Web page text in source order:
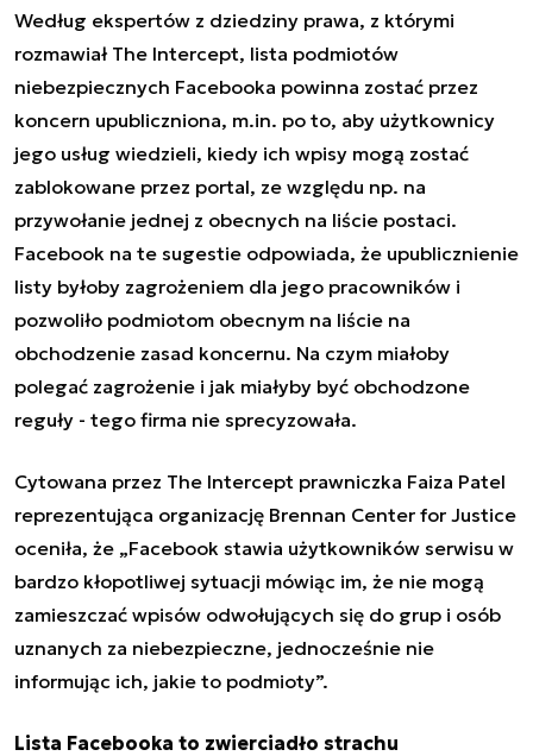
Według ekspertów z dziedziny prawa, z którymi
rozmawiał The Intercept, lista podmiotów
niebezpiecznych Facebooka powinna zostać przez
koncern upubliczniona, m.in. po to, aby użytkownicy
jego usług wiedzieli, kiedy ich wpisy mogą zostać
zablokowane przez portal, ze względu np. na
przywołanie jednej z obecnych na liście postaci.
Facebook na te sugestie odpowiada, że upublicznienie
listy byłoby zagrożeniem dla jego pracowników i
pozwoliło podmiotom obecnym na liście na
obchodzenie zasad koncernu. Na czym miałoby
polegać zagrożenie i jak miałyby być obchodzone
reguły - tego firma nie sprecyzowała.
Cytowana przez The Intercept prawniczka Faiza Patel
reprezentująca organizację Brennan Center for Justice
oceniła, że „Facebook stawia użytkowników serwisu w
bardzo kłopotliwej sytuacji mówiąc im, że nie mogą
zamieszczać wpisów odwołujących się do grup i osób
uznanych za niebezpieczne, jednocześnie nie
informując ich, jakie to podmioty”.
Lista Facebooka to zwierciadło strachu